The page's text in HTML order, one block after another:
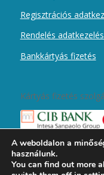
Regisztrációs
Rendelés
Bankkártyás fizetés
Kártyás fizetés
A weboldalon a
használunk.
You can find out more